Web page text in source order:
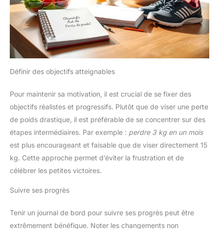
Définir des objectifs atteignables
Pour maintenir sa motivation, il est crucial de se fixer des
objectifs réalistes et progressifs. Plutôt que de viser une perte
de poids drastique, il est préférable de se concentrer sur des
étapes intermédiaires. Par exemple : perdre 3 kg en un mois
est plus encourageant et faisable que de viser directement 15
kg. Cette approche permet d’éviter la frustration et de
célébrer les petites victoires.
Suivre ses progrès
Tenir un journal de bord pour suivre ses progrès peut être
extrêmement bénéfique. Noter les changements non